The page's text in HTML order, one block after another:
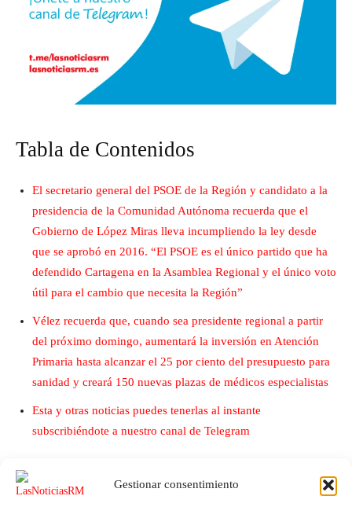
Gestionar consentimiento
Tabla de Contenidos
El secretario general del PSOE de la Región y candidato a la
presidencia de la Comunidad Autónoma recuerda que el
Gobierno de López Miras lleva incumpliendo la ley desde
que se aprobó en 2016. “El PSOE es el único partido que ha
defendido Cartagena en la Asamblea Regional y el único voto
útil para el cambio que necesita la Región”
Vélez recuerda que, cuando sea presidente regional a partir
del próximo domingo, aumentará la inversión en Atención
Primaria hasta alcanzar el 25 por ciento del presupuesto para
sanidad y creará 150 nuevas plazas de médicos especialistas
Esta y otras noticias puedes tenerlas al instante
subscribiéndote a nuestro canal de Telegram